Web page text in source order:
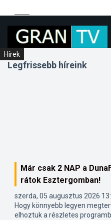
Legfrissebb híreink
Helyi
Már csak 2 NAP a
rátok Esztergomban!
szerda, 05 augusztus 2026
Hogy könnyebb legyen
elhoztuk a részletes
Helyi
Hírek